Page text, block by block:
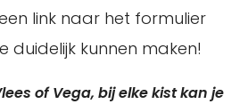
link naar het formulier
duidelijk kunnen maken!
of Vega, bij elke kist kan je